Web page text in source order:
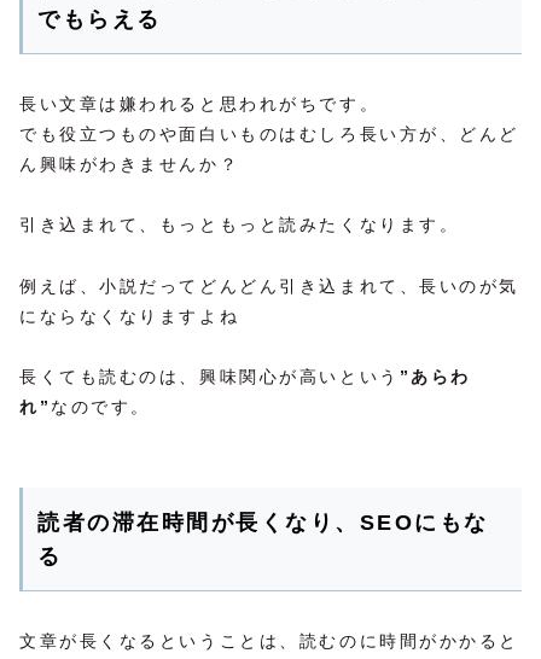
でもらえる
長い文章は嫌われると思われがちです。
でも役立つものや面白いものはむしろ長い方が、どんど
ん興味がわきませんか？
引き込まれて、もっともっと読みたくなります。
例えば、小説だってどんどん引き込まれて、長いのが気
にならなくなりますよね
長くても読むのは、興味関心が高いという ”あらわ
れ” なのです。
読者の滞在時間が長くなり、SEOにもな
る
文章が長くなるということは、読むのに時間がかかると